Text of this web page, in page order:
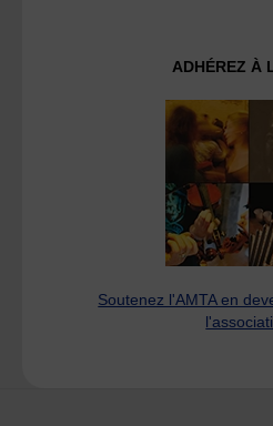
ADHÉREZ À
Soutenez l'AMTA en